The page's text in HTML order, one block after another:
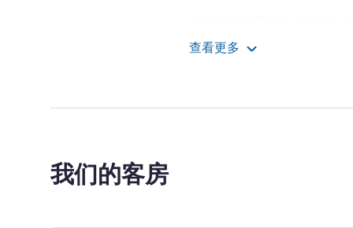
择。价格实惠，是休闲或商
查看更多
我们的客房